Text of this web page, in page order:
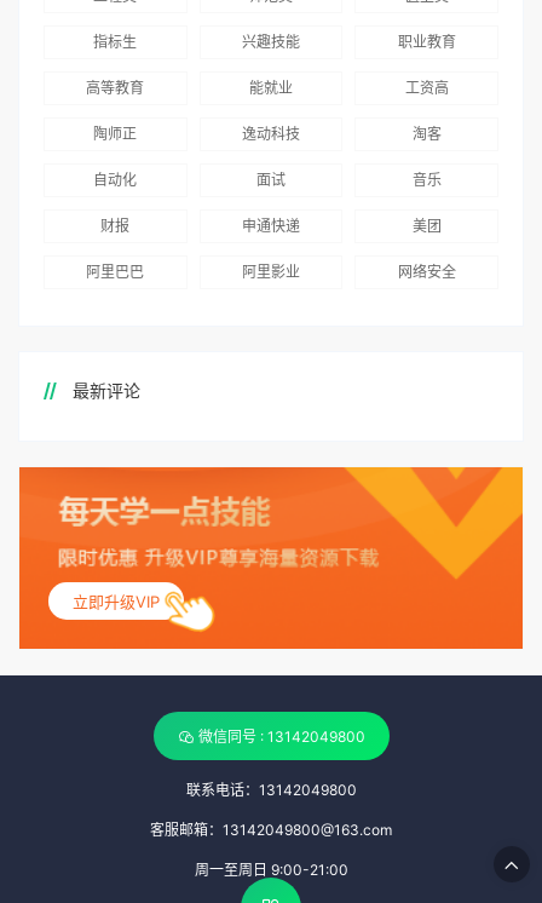
指标生 兴趣技能 职业教育
高等教育 能就业 工资高
陶师正 逸动科技 淘客
自动化 面试 音乐
财报 申通快递 美团
阿里巴巴 阿里影业 网络安全
最新评论
立即升级VIP
微信同号 : 13142049800
联系电话：13142049800
客服邮箱：13142049800@163.com
周一至周日 9:00-21:00